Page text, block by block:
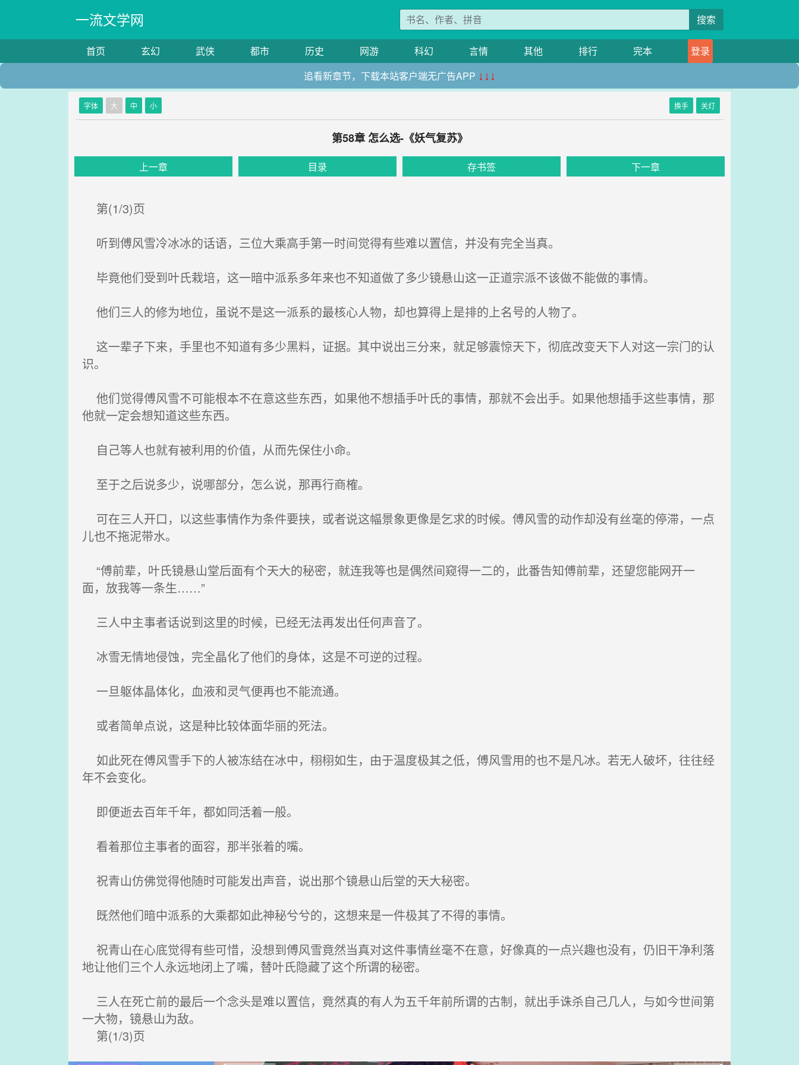
一流文学网 搜索
首页 玄幻 武侠 都市 历史 网游 科幻 言情 其他 排行 完本
登录
追看新章节，下载本站客户端无广告APP ↓↓↓
字体 大 中 小 换手 关灯
第58章 怎么选-《妖气复苏》
上一章 目录 存书签 下一章
第(1/3)页
听到傅风雪冷冰冰的话语，三位大乘高手第一时间觉得有些难以置信，并没有完全当真。
毕竟他们受到叶氏栽培，这一暗中派系多年来也不知道做了多少镜悬山这一正道宗派不该做不能做的事情。
他们三人的修为地位，虽说不是这一派系的最核心人物，却也算得上是排的上名号的人物了。
这一辈子下来，手里也不知道有多少黑料，证据。其中说出三分来，就足够震惊天下，彻底改变天下人对这一宗门的认
识。
他们觉得傅风雪不可能根本不在意这些东西，如果他不想插手叶氏的事情，那就不会出手。如果他想插手这些事情，那
他就一定会想知道这些东西。
自己等人也就有被利用的价值，从而先保住小命。
至于之后说多少，说哪部分，怎么说，那再行商榷。
可在三人开口，以这些事情作为条件要挟，或者说这幅景象更像是乞求的时候。傅风雪的动作却没有丝毫的停滞，一点
儿也不拖泥带水。
“傅前辈，叶氏镜悬山堂后面有个天大的秘密，就连我等也是偶然间窥得一二的，此番告知傅前辈，还望您能网开一
面，放我等一条生……”
三人中主事者话说到这里的时候，已经无法再发出任何声音了。
冰雪无情地侵蚀，完全晶化了他们的身体，这是不可逆的过程。
一旦躯体晶体化，血液和灵气便再也不能流通。
或者简单点说，这是种比较体面华丽的死法。
如此死在傅风雪手下的人被冻结在冰中，栩栩如生，由于温度极其之低，傅风雪用的也不是凡冰。若无人破坏，往往经
年不会变化。
即便逝去百年千年，都如同活着一般。
看着那位主事者的面容，那半张着的嘴。
祝青山仿佛觉得他随时可能发出声音，说出那个镜悬山后堂的天大秘密。
既然他们暗中派系的大乘都如此神秘兮兮的，这想来是一件极其了不得的事情。
祝青山在心底觉得有些可惜，没想到傅风雪竟然当真对这件事情丝毫不在意，好像真的一点兴趣也没有，仍旧干净利落
地让他们三个人永远地闭上了嘴，替叶氏隐藏了这个所谓的秘密。
三人在死亡前的最后一个念头是难以置信，竟然真的有人为五千年前所谓的古制，就出手诛杀自己几人，与如今世间第
一大物，镜悬山为敌。
第(1/3)页